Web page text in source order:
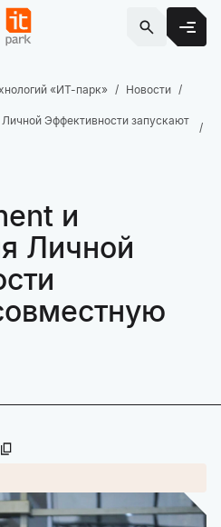
«ИТ-парк»
Новости
Эффективности запускают
и
Личной